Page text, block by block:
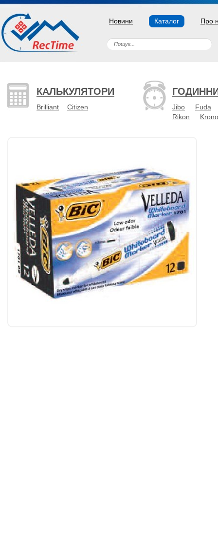
Новини Каталог Про
КАЛЬКУЛЯТОРИ
Brilliant Citizen Jibo
Fuda
Rikon